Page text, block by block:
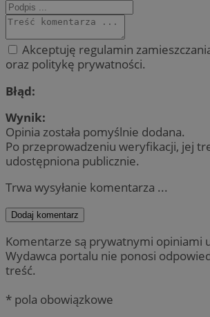
Akceptuję regulamin
oraz politykę prywatności.
Błąd:
Wynik:
Opinia została pomyślnie dodana.
Po przeprowadzeniu weryfikacji, jej
udostępniona publicznie.
Trwa wysyłanie komentarza ...
Dodaj komentarz
Komentarze są prywatnymi opiniami
Wydawca portalu nie ponosi
treść.
* pola obowiązkowe